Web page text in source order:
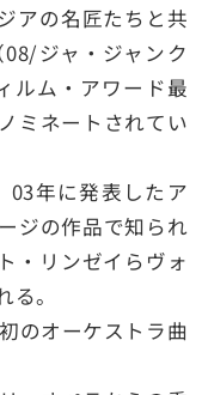
アの名匠たちと共
ジャ・ジャンク
ルム・アワード最
ミネートされてい
03年に発表したア
ジの作品で知られ
・リンゼイらヴォ
。
のオーケストラ曲